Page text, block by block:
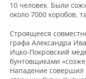
10 человек. Были
около 7000 коробов,
Строящееся
графа Александра
Ицко-Покровский
бунтовщиками
Нападение